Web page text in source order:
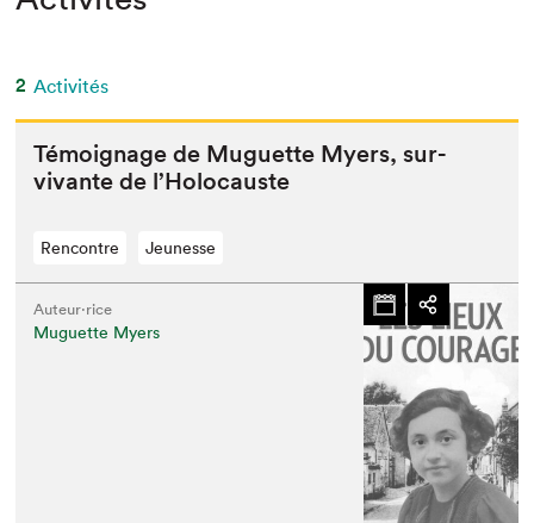
2 Activités
Témoignage de Muguette Myers, sur­
vivante de l’Holocauste
Rencontre Jeunesse
Auteur·rice
Muguette Myers